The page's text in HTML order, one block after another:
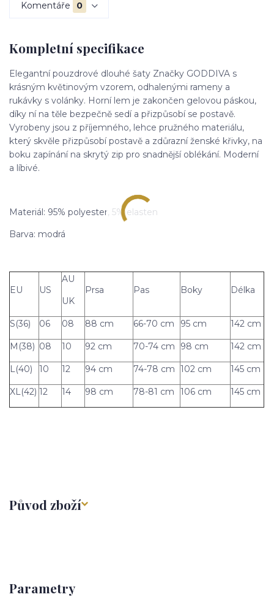
Komentáře 0
Kompletní specifikace
Elegantní pouzdrové dlouhé šaty Značky GODDIVA s
krásným květinovým vzorem, odhalenými rameny a
rukávky s volánky. Horní lem je zakončen gelovou páskou,
díky ní na těle bezpečně sedí a přizpůsobí se postavě.
Vyrobeny jsou z příjemného, lehce pružného materiálu,
který skvěle přizpůsobí postavě a zdůrazní ženské křivky, na
boku zapínání na skrytý zip pro snadnější oblékání. Moderní
a líbivé.
Materiál: 95% polyester, 5% elasten
Barva: modrá
EU US
AU
UK
Prsa Pas Boky Délka
S(36) 06 08 88 cm 66-70 cm 95 cm 142 cm
M(38) 08 10 92 cm 70-74 cm 98 cm 142 cm
L(40) 10 12 94 cm 74-78 cm 102 cm 145 cm
XL(42) 12 14 98 cm 78-81 cm 106 cm 145 cm
Původ zboží
Parametry